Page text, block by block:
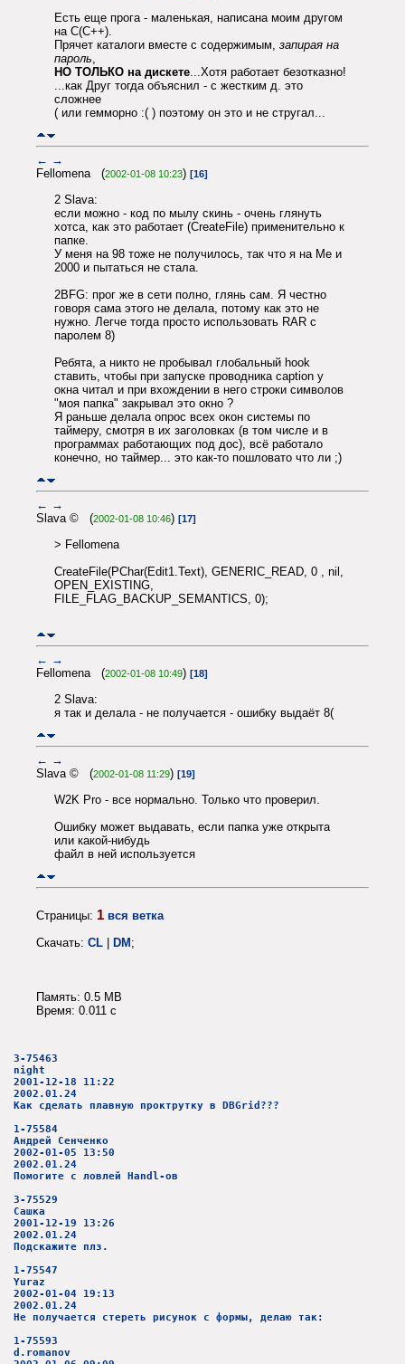
Есть еще прога - маленькая, написана моим другом
на С(С++).
Прячет каталоги вместе с содержимым, запирая на
пароль
НО ТОЛЬКО на дискете ...Хотя работает безотказно!
...как Друг тогда объяснил - с жестким д. это
сложнее
( или гемморно :( ) поэтому он это и не стругал...
← →
Fellomena (2002-01-08 10:23) [16]
2 Slava:
если можно - код по мылу скинь - очень глянуть
хотса, как это работает (CreateFile) применительно к
папке.
У меня на 98 тоже не получилось, так что я на Me и
2000 и пытаться не стала.
2BFG: прог же в сети полно, глянь сам. Я честно
говоря сама этого не делала, потому как это не
нужно. Легче тогда просто использовать RAR с
паролем 8)
Ребята, а никто не пробывал глобальный hook
ставить, чтобы при запуске проводника caption у
окна читал и при вхождении в него строки символов
"моя папка" закрывал это окно ?
Я раньше делала опрос всех окон системы по
таймеру, смотря в их заголовках (в том числе и в
программах работающих под дос), всё работало
конечно, но таймер... это как-то пошловато что ли ;)
← →
Slava © (2002-01-08 10:46) [17]
> Fellomena
CreateFile(PChar(Edit1.Text), GENERIC_READ, 0 , nil,
OPEN_EXISTING,
FILE_FLAG_BACKUP_SEMANTICS, 0);
← →
Fellomena (2002-01-08 10:49) [18]
2 Slava:
я так и делала - не получается - ошибку выдаёт 8(
← →
Slava © (2002-01-08 11:29) [19]
W2K Pro - все нормально. Только что проверил.
Ошибку может выдавать, если папка уже открыта
или какой-нибудь
файл в ней используется
Страницы: 1 вся ветка
Скачать: CL DM ;
Память: 0.5 MB
Время: 0.011 c
3-75463
night
2001-12-18 11:22
2002.01.24
Как сделать плавную проктрутку в DBGrid???
1-75584
Андрей Сенченко
2002-01-05 13:50
2002.01.24
Помогите с ловлей Handl-ов
3-75529
Сашка
2001-12-19 13:26
2002.01.24
Подскажите плз.
1-75547
Yuraz
2002-01-04 19:13
2002.01.24
Не получается стереть рисунок с формы, делаю так:
1-75593
d.romanov